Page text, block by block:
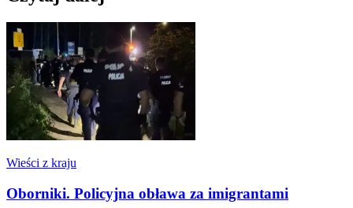
Wieści z kraju
Oborniki. Policyjna obława za imigrantami